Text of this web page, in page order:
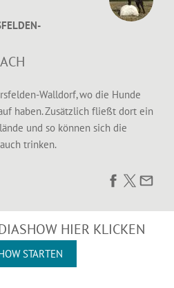
Walldorf, wo die Hunde
haben. Zusätzlich fließt dort ein
und so können sich die
trinken.
HIER KLICKEN
STARTEN